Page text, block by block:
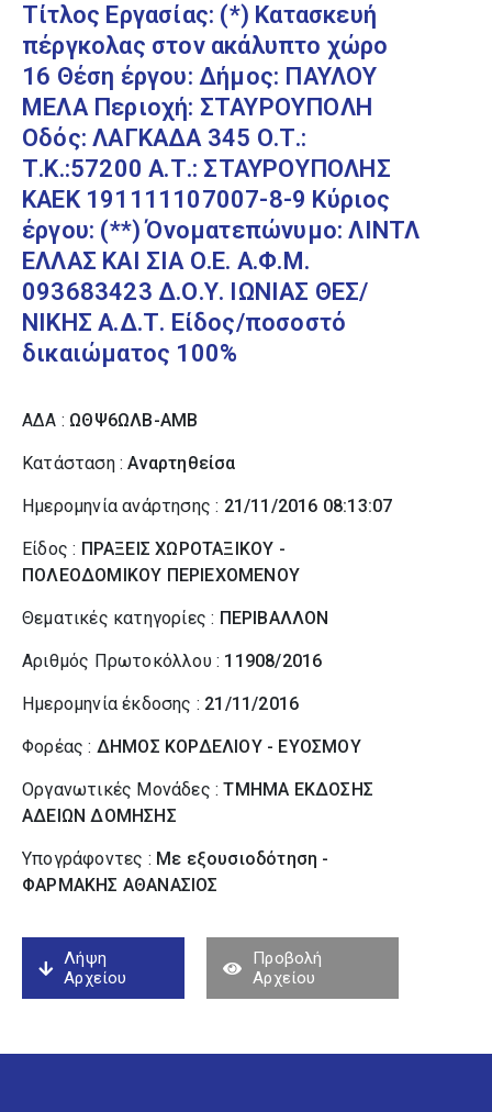
Τίτλος Εργασίας: (*) Κατασκευή
πέργκολας στον ακάλυπτο χώρο
16 Θέση έργου: Δήμος: ΠΑΥΛΟΥ
ΜΕΛΑ Περιοχή: ΣΤΑΥΡΟΥΠΟΛΗ
Οδός: ΛΑΓΚΑΔΑ 345 Ο.Τ.:
Τ.Κ.:57200 Α.Τ.: ΣΤΑΥΡΟΥΠΟΛΗΣ
ΚΑΕΚ 191111107007-8-9 Κύριος
έργου: (**) Όνοματεπώνυμο: ΛΙΝΤΛ
ΕΛΛΑΣ ΚΑΙ ΣΙΑ Ο.Ε. Α.Φ.Μ.
093683423 Δ.Ο.Υ. ΙΩΝΙΑΣ ΘΕΣ/
ΝΙΚΗΣ Α.Δ.Τ. Είδος/ποσοστό
δικαιώματος 100%
ΑΔΑ : ΩΘΨ6ΩΛΒ-ΑΜΒ
Κατάσταση :Αναρτηθείσα
Ημερομηνία ανάρτησης : 21/11/2016 08:13:07
Είδος : ΠΡΑΞΕΙΣ ΧΩΡΟΤΑΞΙΚΟΥ -
ΠΟΛΕΟΔΟΜΙΚΟΥ ΠΕΡΙΕΧΟΜΕΝΟΥ
Θεματικές κατηγορίες : ΠΕΡΙΒΑΛΛΟΝ
Αριθμός Πρωτοκόλλου : 11908/2016
Ημερομηνία έκδοσης : 21/11/2016
Φορέας : ΔΗΜΟΣ ΚΟΡΔΕΛΙΟΥ - ΕΥΟΣΜΟΥ
Οργανωτικές Μονάδες :ΤΜΗΜΑ ΕΚΔΟΣΗΣ
ΑΔΕΙΩΝ ΔΟΜΗΣΗΣ
Υπογράφοντες : Με εξουσιοδότηση -
ΦΑΡΜΑΚΗΣ ΑΘΑΝΑΣΙΟΣ
Λήψη
Αρχείου
Προβολή
Αρχείου